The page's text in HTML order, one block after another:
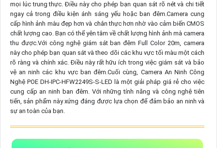
mọi lúc trung thực. Điều này cho phép bạn quan sát rõ nét và chi tiết
ngay cả trong điều kiện ánh sáng yếu hoặc ban đêm.Camera cung
cấp hình ảnh màu đẹp hơn và chân thực hơn nhờ vào cảm biến CMOS
chất lượng cao. Bạn có thể yên tâm về chất lượng hình ảnh mà camera
thu được.Với công nghệ giám sát ban đêm Full Color 20m, camera
này cho phép bạn quan sát và theo dõi các khu vực tối màu một cách
rõ ràng và chính xác. Điều này rất hữu ích trong việc giám sát và bảo
vệ an ninh các khu vực ban đêm.Cuối cùng, Camera An Ninh Công
Nghệ POE DH-IPC-HFW2249S-S-LED là một giải pháp giá rẻ cho việc
cung cấp an ninh ban đêm. Với những tính năng và công nghệ tiên
tiến, sản phẩm này xứng đáng được lựa chọn để đảm bảo an ninh và
sự an toàn của bạn.